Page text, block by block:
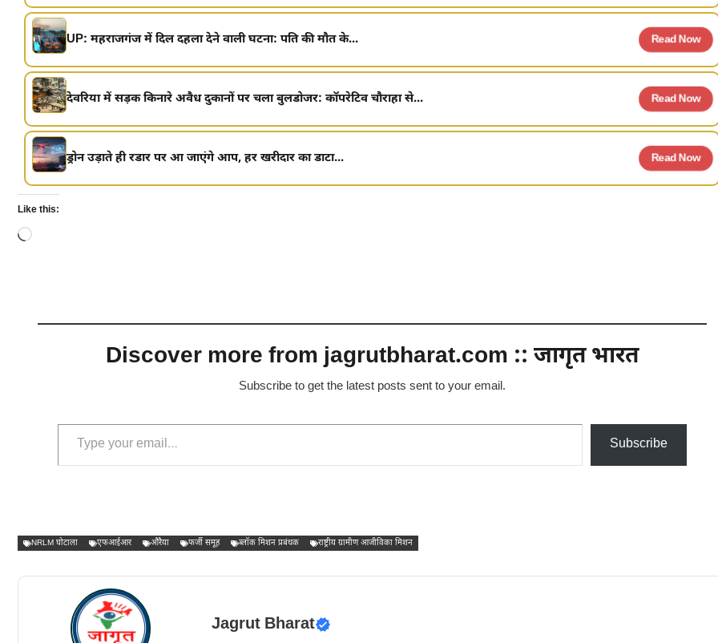
UP: महराजगंज में दिल दहला देने वाली घटना: पति की मौत के... Read Now
देवरिया में सड़क किनारे अवैध दुकानों पर चला बुलडोजर: कॉपरेटिव चौराहा से... Read Now
ड्रोन उड़ाते ही रडार पर आ जाएंगे आप, हर खरीदार का डाटा... Read Now
Like this:
Loading…
Discover more from jagrutbharat.com :: जागृत भारत
Subscribe to get the latest posts sent to your email.
Type your email…
Subscribe
NRLM घोटाला एफआईआर औरैया फर्जी समूह ब्लॉक मिशन प्रबंधक राष्ट्रीय ग्रामीण आजीविका मिशन
Jagrut Bharat